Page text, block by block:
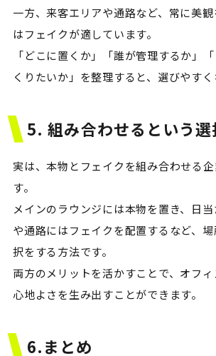
一方、来客エリアや通路など、常に美
はフェイクが適しています。
「どこに置くか」「誰が管理するか」
くりたいか」を整理すると、選びやすく
5. 組み合わせるという選
実は、本物とフェイクを組み合わせる
す。
メインのラウンジには本物を置き、日
や通路にはフェイクを配置するなど、
択をする方法です。
両方のメリットを活かすことで、オフ
心地よさを生み出すことができます。
6.まとめ